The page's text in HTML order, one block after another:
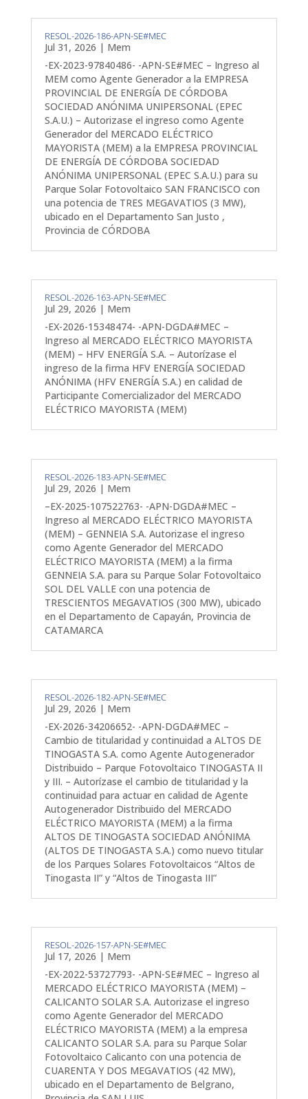
RESOL-2026-186-APN-SE#MEC
Jul 31, 2026 | Mem
-EX-2023-97840486- -APN-SE#MEC – Ingreso al
MEM como Agente Generador a la EMPRESA
PROVINCIAL DE ENERGÍA DE CÓRDOBA
SOCIEDAD ANÓNIMA UNIPERSONAL (EPEC
S.A.U.) – Autorizase el ingreso como Agente
Generador del MERCADO ELÉCTRICO
MAYORISTA (MEM) a la EMPRESA PROVINCIAL
DE ENERGÍA DE CÓRDOBA SOCIEDAD
ANÓNIMA UNIPERSONAL (EPEC S.A.U.) para su
Parque Solar Fotovoltaico SAN FRANCISCO con
una potencia de TRES MEGAVATIOS (3 MW),
ubicado en el Departamento San Justo ,
Provincia de CÓRDOBA
RESOL-2026-163-APN-SE#MEC
Jul 29, 2026 | Mem
-EX-2026-15348474- -APN-DGDA#MEC –
Ingreso al MERCADO ELÉCTRICO MAYORISTA
(MEM) – HFV ENERGÍA S.A. – Autorízase el
ingreso de la firma HFV ENERGÍA SOCIEDAD
ANÓNIMA (HFV ENERGÍA S.A.) en calidad de
Participante Comercializador del MERCADO
ELÉCTRICO MAYORISTA (MEM)
RESOL-2026-183-APN-SE#MEC
Jul 29, 2026 | Mem
–EX-2025-107522763- -APN-DGDA#MEC –
Ingreso al MERCADO ELÉCTRICO MAYORISTA
(MEM) – GENNEIA S.A. Autorizase el ingreso
como Agente Generador del MERCADO
ELÉCTRICO MAYORISTA (MEM) a la firma
GENNEIA S.A. para su Parque Solar Fotovoltaico
SOL DEL VALLE con una potencia de
TRESCIENTOS MEGAVATIOS (300 MW), ubicado
en el Departamento de Capayán, Provincia de
CATAMARCA
RESOL-2026-182-APN-SE#MEC
Jul 29, 2026 | Mem
-EX-2026-34206652- -APN-DGDA#MEC –
Cambio de titularidad y continuidad a ALTOS DE
TINOGASTA S.A. como Agente Autogenerador
Distribuido – Parque Fotovoltaico TINOGASTA II
y III. – Autorízase el cambio de titularidad y la
continuidad para actuar en calidad de Agente
Autogenerador Distribuido del MERCADO
ELÉCTRICO MAYORISTA (MEM) a la firma
ALTOS DE TINOGASTA SOCIEDAD ANÓNIMA
(ALTOS DE TINOGASTA S.A.) como nuevo titular
de los Parques Solares Fotovoltaicos “Altos de
Tinogasta II” y “Altos de Tinogasta III”
RESOL-2026-157-APN-SE#MEC
Jul 17, 2026 | Mem
-EX-2022-53727793- -APN-SE#MEC – Ingreso al
MERCADO ELÉCTRICO MAYORISTA (MEM) –
CALICANTO SOLAR S.A. Autorizase el ingreso
como Agente Generador del MERCADO
ELÉCTRICO MAYORISTA (MEM) a la empresa
CALICANTO SOLAR S.A. para su Parque Solar
Fotovoltaico Calicanto con una potencia de
CUARENTA Y DOS MEGAVATIOS (42 MW),
ubicado en el Departamento de Belgrano,